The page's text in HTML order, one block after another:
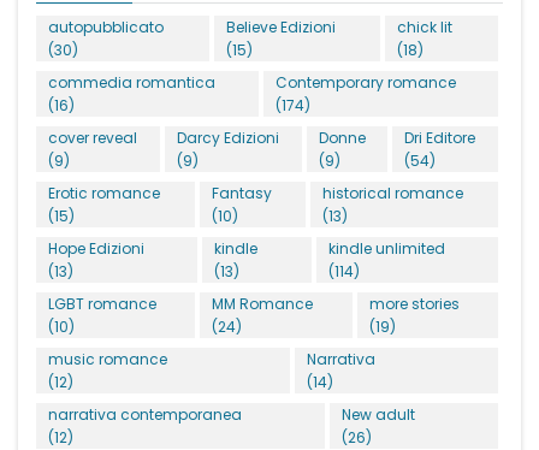
autopubblicato
(30)
Believe Edizioni
(15)
chick lit
(18)
commedia romantica
(16)
Contemporary romance
(174)
cover reveal
(9)
Darcy Edizioni
(9)
Donne
(9)
Dri Editore
(54)
Erotic romance
(15)
Fantasy
(10)
historical romance
(13)
Hope Edizioni
(13)
kindle
(13)
kindle unlimited
(114)
LGBT romance
(10)
MM Romance
(24)
more stories
(19)
music romance
(12)
Narrativa
(14)
narrativa contemporanea
(12)
New adult
(26)